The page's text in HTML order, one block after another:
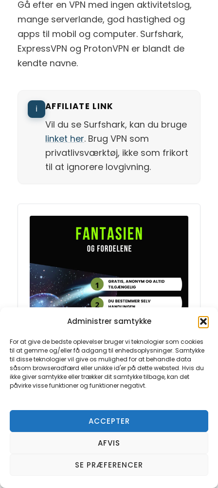
Administrer samtykke
For at give de bedste oplevelser bruger vi teknologier som cookies
til at gemme og/eller få adgang til enhedsoplysninger. Samtykke
til disse teknologier vil give os mulighed for at behandle data
såsom browseradfærd eller unikke id'er på dette websted. Hvis du
ikke giver samtykke eller trækker dit samtykke tilbage, kan det
påvirke visse funktioner og funktioner negativt.
ACCEPTER
AFVIS
SE PRÆFERENCER
Gå efter en VPN med ingen aktivitetslog,
mange serverlande, god hastighed og
apps til mobil og computer. Surfshark,
ExpressVPN og ProtonVPN er blandt de
kendte navne.
ℹ️ AFFILIATE LINK
Vil du se Surfshark, kan du bruge
linket her. Brug VPN som
privatlivsværktøj, ikke som frikort
til at ignorere lovgivning.
Fantasi kræver ingen app
Fantasi kræver hverken WiFi, betalingskort
eller aldersbevis. Den er gratis, privat og
lidt mere krævende end at scrolle sig